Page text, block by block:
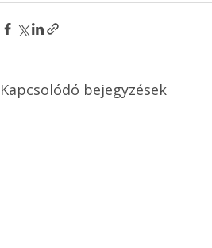
Kapcsolódó bejegyzések